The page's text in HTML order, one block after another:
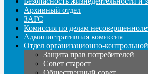
Архивный отдел
ЗАГС
Комиссия по делам
Административная комиссия
Отдел организационно-
Защита прав потребителей
Совет старост
Общественный совет